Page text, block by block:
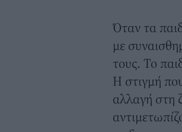
Όταν τα
με
τους. Το
Η στιγμή
αλλαγή στη